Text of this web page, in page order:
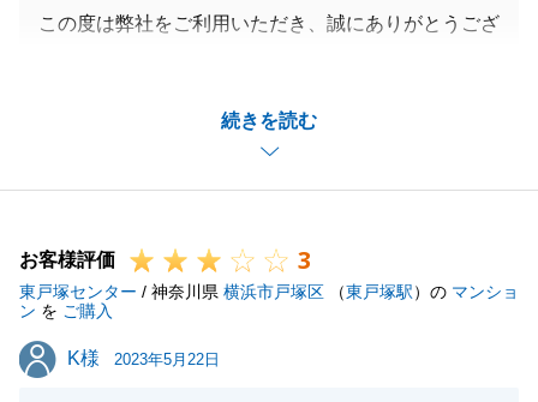
続きを読む
この度は弊社をご利用いただき、誠にありがとうござ
様のお手続きで大変なこともあったと思いますが、ご
連絡も密にとっていただき、誠にありがとうございま
す。
します。
お客様評価 3
東戸塚センター / 神奈川県 横浜市戸塚区 （東戸塚駅）の マンショ
ン を ご購入
K様
K様 2023年5月22日